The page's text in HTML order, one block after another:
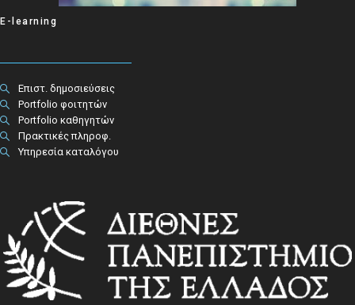
E-learning
Επιστ. δημοσιεύσεις
Portfolio φοιτητών
Portfolio καθηγητών
Πρακτικές πληροφ.​
Υπηρεσία καταλόγου